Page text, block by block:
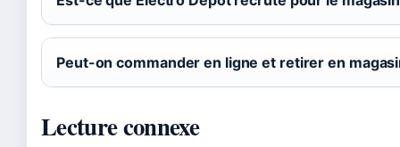
Peut-on commander en ligne et retirer en
Lecture connexe